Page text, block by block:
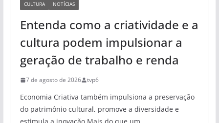
CULTURA NOTÍCIAS
Entenda como a criatividade e a
cultura podem impulsionar a
geração de trabalho e renda
7 de agosto de 2026 tvp6
Economia Criativa também impulsiona a preservação
do patrimônio cultural, promove a diversidade e